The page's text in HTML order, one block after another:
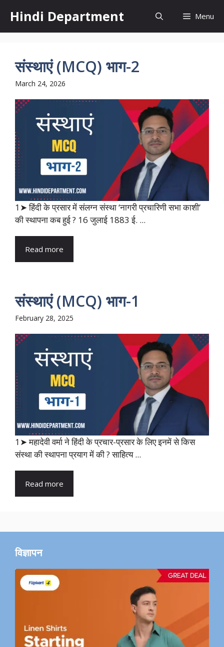
content
Hindi Department Menu
संस्थाएं (MCQ) भाग-2
March 24, 2026
1➤ हिंदी के प्रसार में संलग्न संस्था ‘नागरी प्रचारिणी सभा काशी’
की स्थापना कब हुई ? 16 जुलाई 1883 ई. ...
Read more
संस्थाएं (MCQ) भाग-1
February 28, 2025
1➤ महादेवी वर्मा ने हिंदी के प्रचार-प्रसार के लिए इनमें से किस
संस्था की स्थापना प्रयाग में की ? साहित्य ...
Read more
विज्ञापन